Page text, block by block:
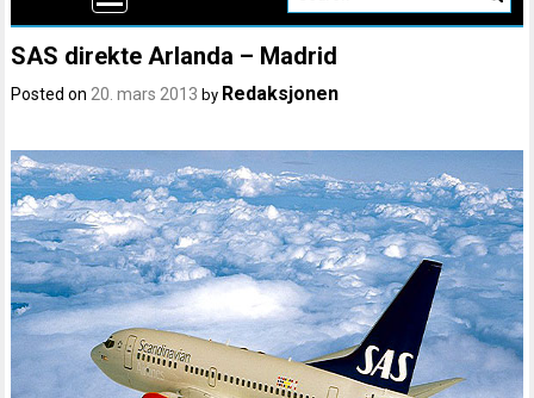
SAS direkte Arlanda – Madrid
Posted on20. mars 2013 by Redaksjonen